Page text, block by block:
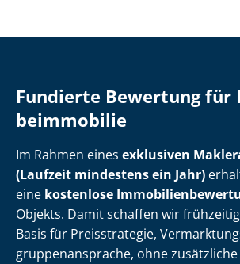
Fundierte Bewertung für
be­im­mo­bi­lie
Im Rahmen eines exklusiven
(Laufzeit mindestens ein Jahr)
eine kostenlose
Objekts. Damit schaffen wir
Basis für Preisstrategie,
grup­pen­an­spra­che, ohne zusätzliche